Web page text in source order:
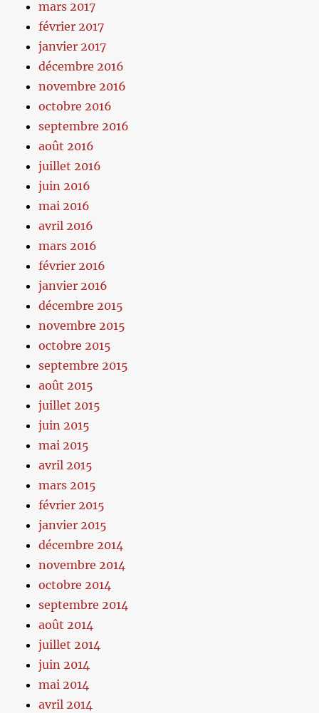
mars 2017
février 2017
janvier 2017
décembre 2016
novembre 2016
octobre 2016
septembre 2016
août 2016
juillet 2016
juin 2016
mai 2016
avril 2016
mars 2016
février 2016
janvier 2016
décembre 2015
novembre 2015
octobre 2015
septembre 2015
août 2015
juillet 2015
juin 2015
mai 2015
avril 2015
mars 2015
février 2015
janvier 2015
décembre 2014
novembre 2014
octobre 2014
septembre 2014
août 2014
juillet 2014
juin 2014
mai 2014
avril 2014